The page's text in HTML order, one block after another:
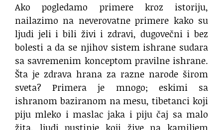
Ako pogledamo primere kroz istoriju,
nailazimo na neverovatne primere kako su
ljudi jeli i bili živi i zdravi, dugovečni i bez
bolesti a da se njihov sistem ishrane sudara
sa savremenim konceptom pravilne ishrane.
Šta je zdrava hrana za razne narode širom
sveta? Primera je mnogo; eskimi sa
ishranom baziranom na mesu, tibetanci koji
piju mleko i maslac jaka i piju čaj sa malo